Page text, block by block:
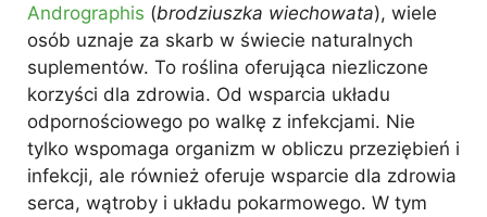
Andrographis (brodziuszka wiechowata), wiele
osób uznaje za skarb w świecie naturalnych
suplementów. To roślina oferująca niezliczone
korzyści dla zdrowia. Od wsparcia układu
odpornościowego po walkę z infekcjami. Nie
tylko wspomaga organizm w obliczu przeziębień i
infekcji, ale również oferuje wsparcie dla zdrowia
serca, wątroby i układu pokarmowego. W tym